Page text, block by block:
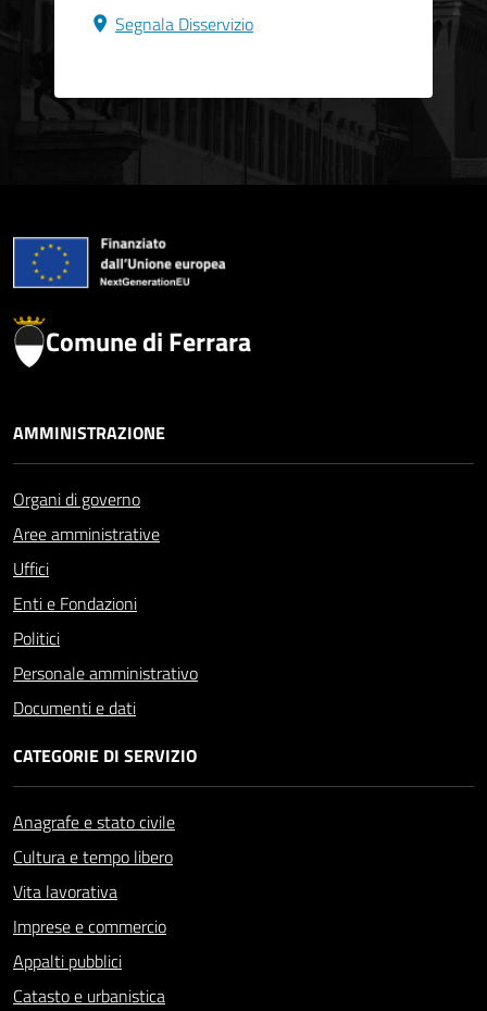
Segnala Disservizio
Comune di Ferrara
AMMINISTRAZIONE
Organi di governo
Aree amministrative
Uffici
Enti e Fondazioni
Politici
Personale amministrativo
Documenti e dati
CATEGORIE DI SERVIZIO
Anagrafe e stato civile
Cultura e tempo libero
Vita lavorativa
Imprese e commercio
Appalti pubblici
Catasto e urbanistica